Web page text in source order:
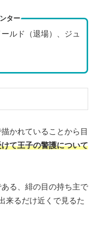
ター
ルド（退場）、ジュ
かれていることから目
て王子の警護について
る、緋の目の持ち主で
来るだけ近くで見るた